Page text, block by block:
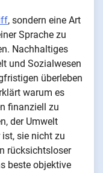
, sondern eine Art
Sprache zu
Nachhaltiges
und Sozialwesen
überleben
warum es
finanziell zu
der Umwelt
sie nicht zu
rücksichtsloser
beste objektive